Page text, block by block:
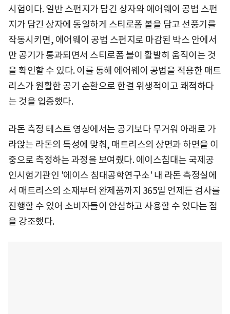
시험이다. 일반 스펀지가 담긴 상자와 에어웨이 공법 스펀
지가 담긴 상자에 동일하게 스티로폼 볼을 담고 선풍기를
작동시키면, 에어웨이 공법 스펀지로 마감된 박스 안에서
만 공기가 통과되면서 스티로폼 볼이 활발히 움직이는 것
을 확인할 수 있다. 이를 통해 에어웨이 공법을 적용한 매트
리스가 원활한 공기 순환으로 한결 위생적이고 쾌적하다
는 것을 입증했다.
라돈 측정 테스트 영상에서는 공기보다 무거워 아래로 가
라앉는 라돈의 특성에 맞춰, 매트리스의 상면과 하면을 이
중으로 측정하는 과정을 보여줬다. 에이스침대는 국제공
인시험기관인 '에이스 침대공학연구소' 내 라돈 측정실에
서 매트리스의 소재부터 완제품까지 365일 언제든 검사를
진행할 수 있어 소비자들이 안심하고 사용할 수 있다는 점
을 강조했다.